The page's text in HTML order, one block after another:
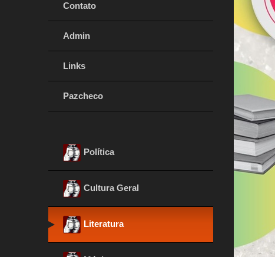
Contato
Admin
Links
Pazcheco
Política
Cultura Geral
Literatura